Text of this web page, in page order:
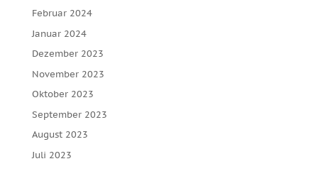
Februar 2024
Januar 2024
Dezember 2023
November 2023
Oktober 2023
September 2023
August 2023
Juli 2023